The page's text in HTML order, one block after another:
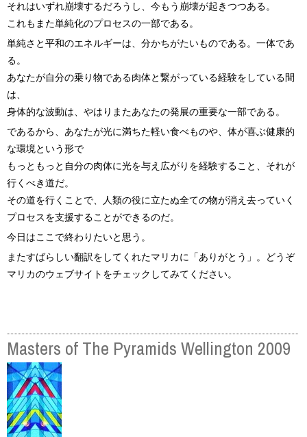
それはいずれ崩壊するだろうし、今もう崩壊が起きつつある。
これもまた単純化のプロセスの一部である。
単純さと平和のエネルギーは、分かちがたいものである。一体であ
る。
あなたが自分の乗り物である肉体と繋がっている経験をしている間
は、
身体的な波動は、やはりまたあなたの発展の重要な一部である。
であるから、あなたが光に満ちた軽い食べものや、体が喜ぶ健康的
な環境という形で
もっともっと自分の肉体に光を与え広がりを経験すること、それが
行くべき道だ。
その道を行くことで、人類の役に立たぬ全ての物が消え去っていく
プロセスを支援することができるのだ。
今日はここで終わりたいと思う。
またすばらしい翻訳をしてくれたマリカに「ありがとう」。どうぞ
マリカのウェブサイトをチェックしてみてください。
Masters of The Pyramids Wellington 2009